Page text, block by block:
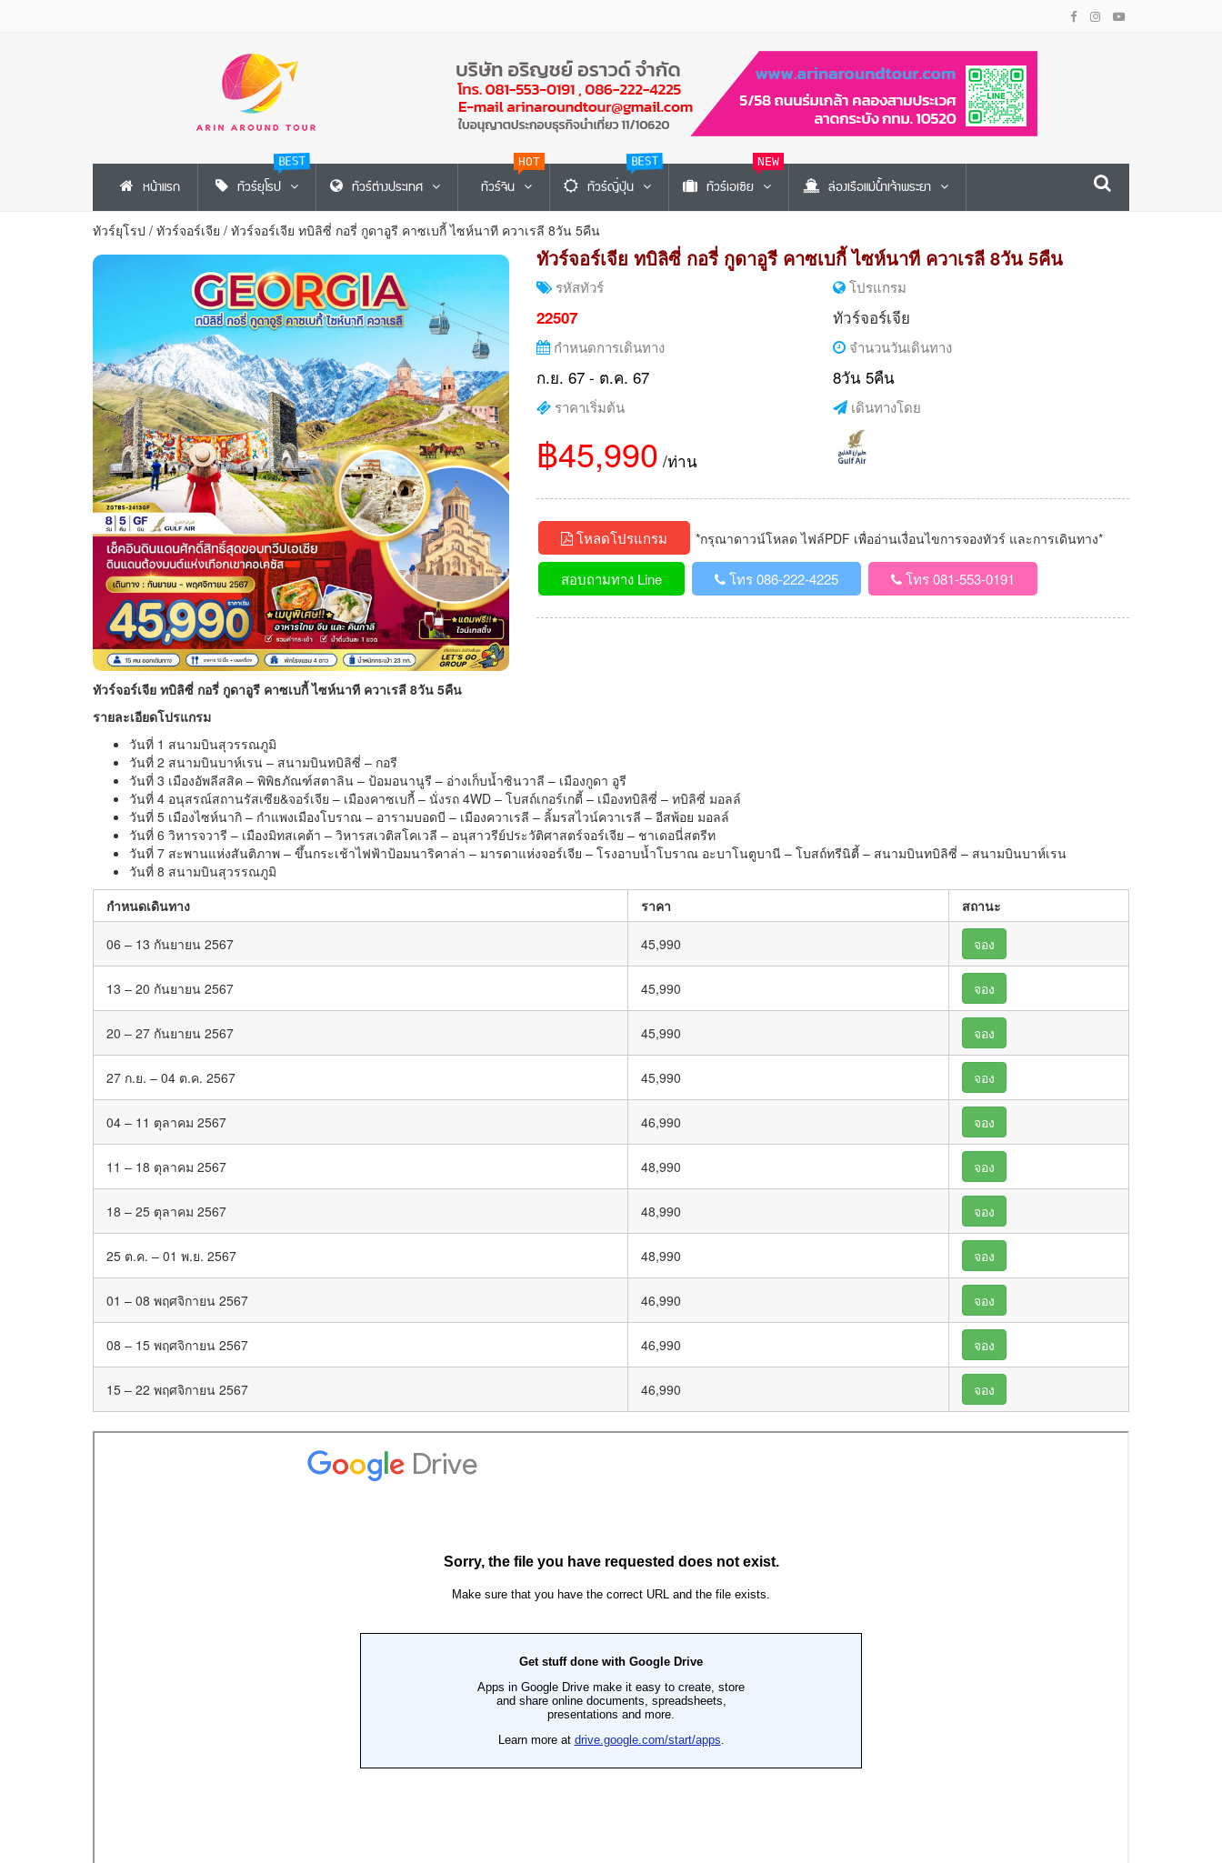
หน้าแรก ทัวร์ยุโรป
BEST
ทัวร์ต่างประเทศ ทัวร์จีน
HOT
ทัวร์ญี่ปุ่น
BEST
ทัวร์เอเซีย
NEW
ล่องเรือแม่น้ำเจ้าพระยา
ทัวร์ยุโรป / ทัวร์จอร์เจีย / ทัวร์จอร์เจีย ทบิลิซี่ กอรี่ กูดาอูรี คาซเบกี้ ไซห์นาที ควาเรลี 8วัน 5คืน
ทัวร์จอร์เจีย ทบิลิซี่ กอรี่ กูดาอูรี คาซเบกี้ ไซห์นาที ควาเรลี 8วัน 5คืน
รหัสทัวร์
22507
โปรแกรม
ทัวร์จอร์เจีย
กำหนดการเดินทาง
ก.ย. 67 - ต.ค. 67
จำนวนวันเดินทาง
8วัน 5คืน
ราคาเริ่มต้น
฿45,990 /ท่าน
เดินทางโดย
โหลดโปรแกรม *กรุณาดาวน์โหลด ไฟล์PDF เพื่ออ่านเงื่อนไขการจองทัวร์ และการเดินทาง*
สอบถามทาง Line โทร 086-222-4225 โทร 081-553-0191
ทัวร์จอร์เจีย ทบิลิซี่ กอรี่ กูดาอูรี คาซเบกี้ ไซห์นาที ควาเรลี 8วัน 5คืน
รายละเอียดโปรแกรม
วันที่ 1 สนามบินสุวรรณภูมิ
วันที่ 2 สนามบินบาห์เรน – สนามบินทบิลิซี่ – กอรี
วันที่ 3 เมืองอัพลีสสิค – พิพิธภัณฑ์สตาลิน – ป้อมอนานูรี – อ่างเก็บน้ำซินวาลี – เมืองกูดา อูรี
วันที่ 4 อนุสรณ์สถานรัสเซีย&จอร์เจีย – เมืองคาซเบกี้ – นั่งรถ 4WD – โบสถ์เกอร์เกตี้ – เมืองทบิลิซี่ – ทบิลิซี่ มอลล์
วันที่ 5 เมืองไซห์นากิ – กำแพงเมืองโบราณ – อารามบอดบี – เมืองควาเรลี – ลิ้มรสไวน์ควาเรลี – อีสพ้อย มอลล์
วันที่ 6 วิหารจวารี – เมืองมิทสเคต้า – วิหารสเวติสโคเวลี – อนุสาวรีย์ประวัติศาสตร์จอร์เจีย – ชาเดอนี่สตรีท
วันที่ 7 สะพานแห่งสันติภาพ – ขึ้นกระเช้าไฟฟ้าป้อมนาริคาล่า – มารดาแห่งจอร์เจีย – โรงอาบน้ำโบราณ อะบาโนตูบานี – โบสถ์ทรีนิตี้ – สนามบินทบิลิซี่ – สนามบินบาห์เรน
วันที่ 8 สนามบินสุวรรณภูมิ
กำหนดเดินทาง
ราคา สถานะ
06 – 13 กันยายน 2567 45,990 จอง
13 – 20 กันยายน 2567 45,990 จอง
20 – 27 กันยายน 2567 45,990 จอง
27 ก.ย. – 04 ต.ค. 2567 45,990 จอง
04 – 11 ตุลาคม 2567 46,990 จอง
11 – 18 ตุลาคม 2567 48,990 จอง
18 – 25 ตุลาคม 2567 48,990 จอง
25 ต.ค. – 01 พ.ย. 2567 48,990 จอง
01 – 08 พฤศจิกายน 2567 46,990 จอง
08 – 15 พฤศจิกายน 2567 46,990 จอง
15 – 22 พฤศจิกายน 2567 46,990 จอง